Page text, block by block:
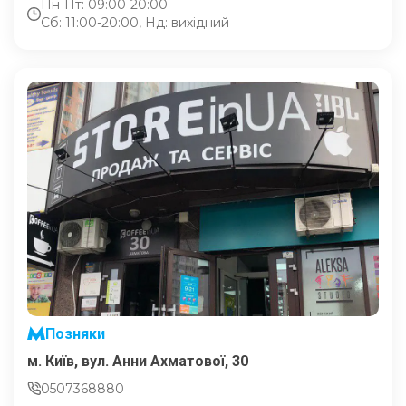
Пн-Пт: 09:00-20:00
Сб: 11:00-20:00, Нд: вихідний
Позняки
м. Київ, вул. Анни Ахматової, 30
0507368880